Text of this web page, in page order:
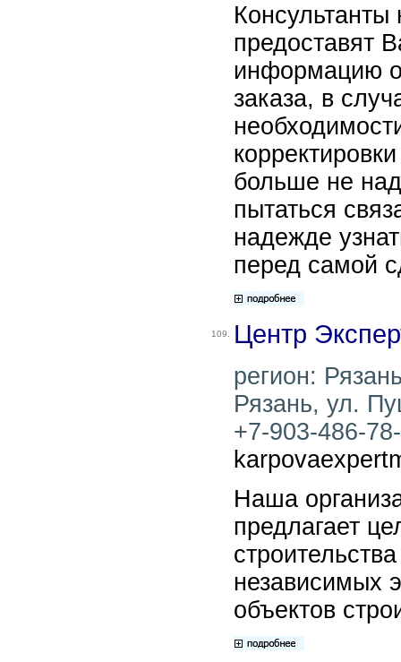
предоставят
информацию
заказа, в
больше не
пытаться
надежде
перед самой
109. Центр
регион:
Рязань, ул.
+7-903-486-
Наша
предлагает
независимых
объектов